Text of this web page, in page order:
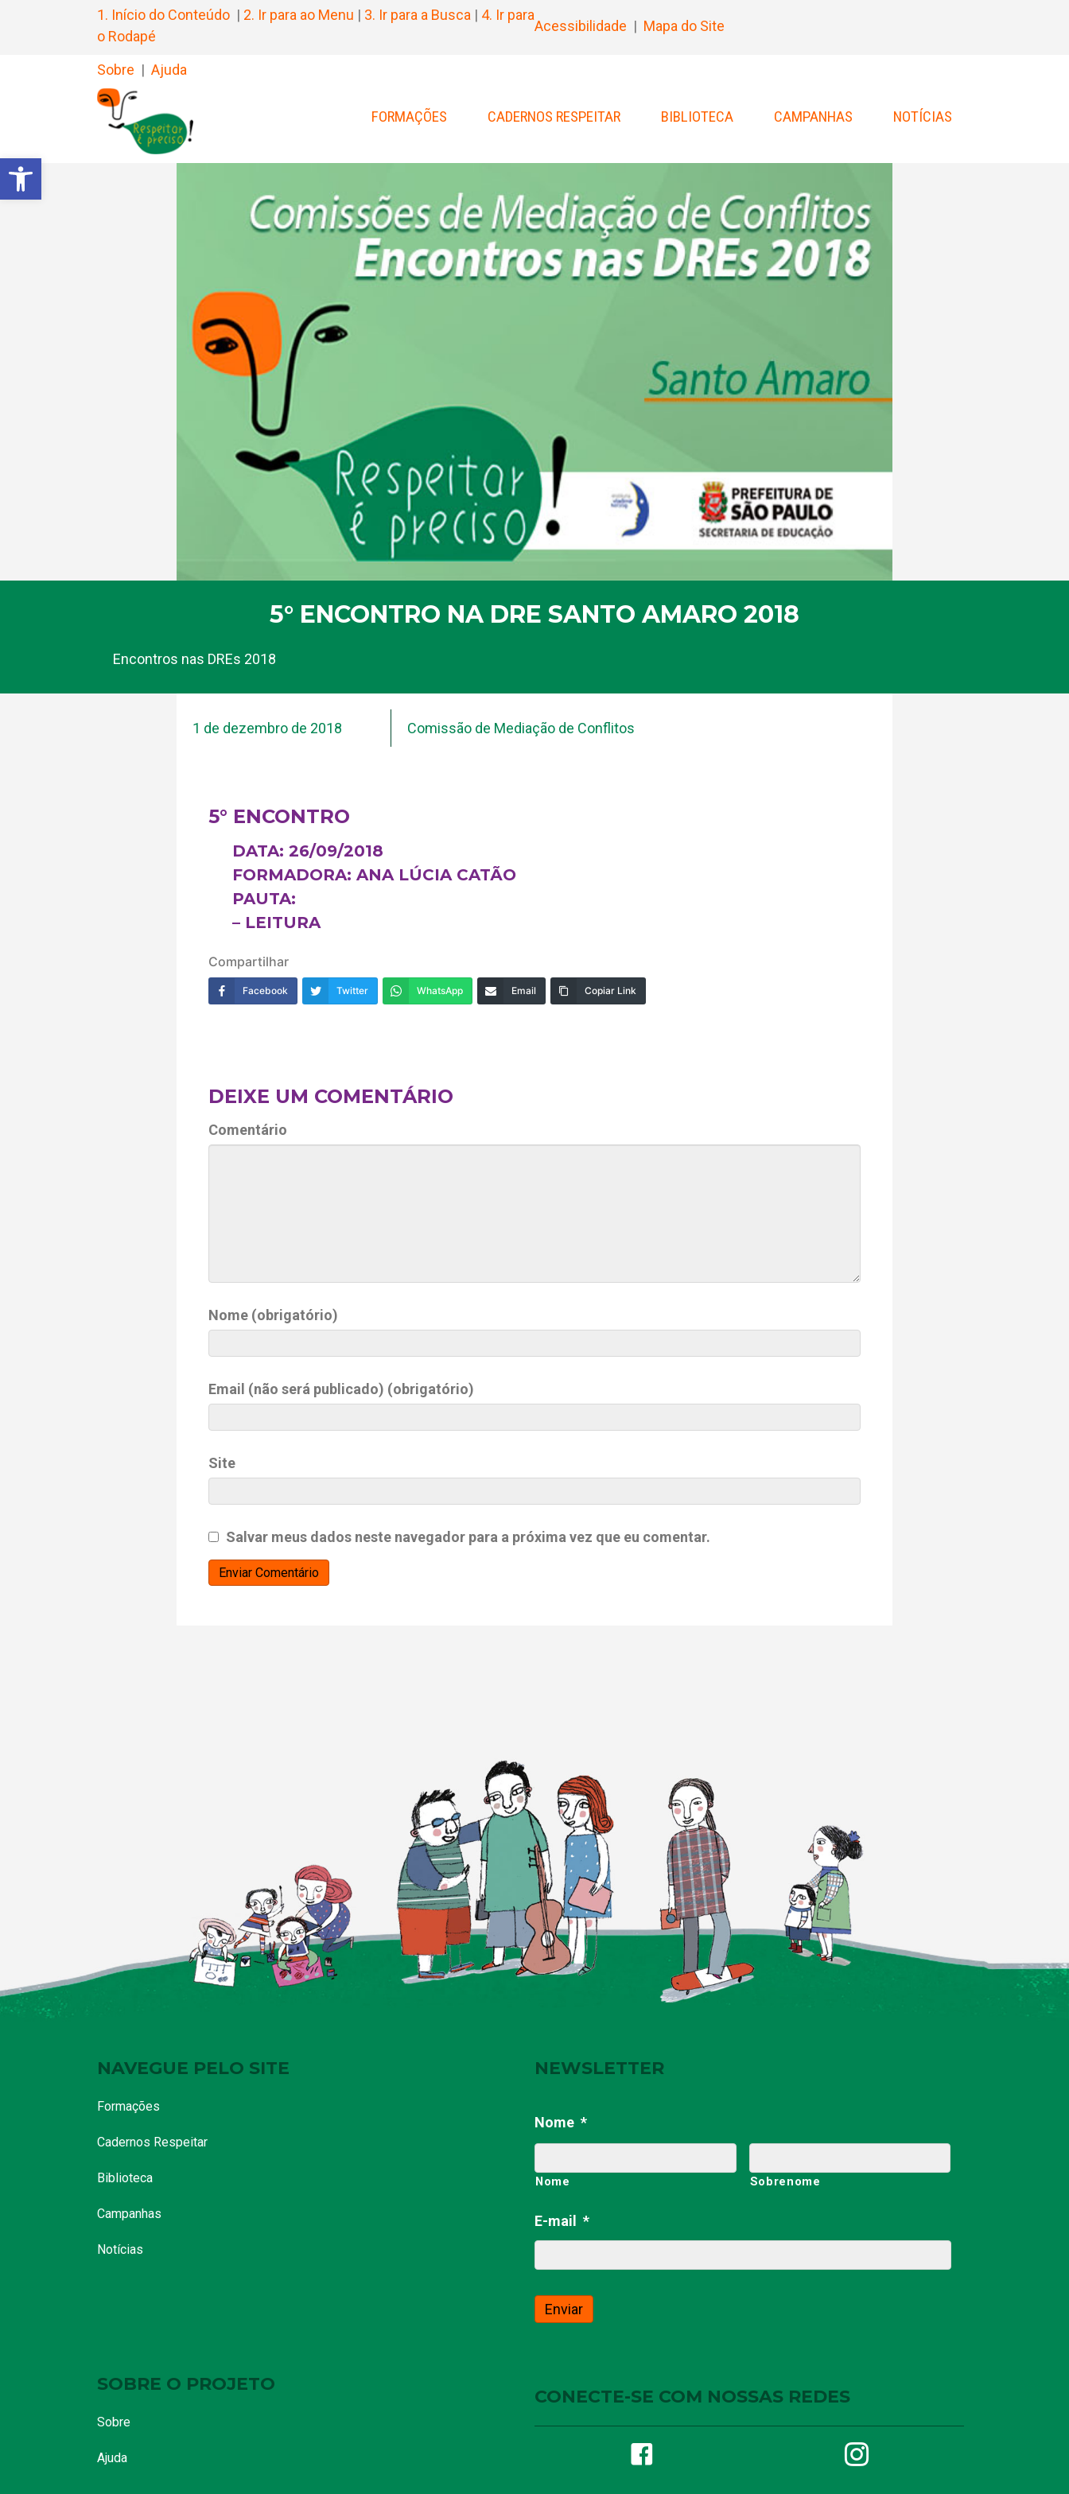
Barra de Ferramentas Aberta
1. Início do Conteúdo | 2. Ir para ao Menu | 3. Ir para a Busca | 4. Ir para
o Rodapé
Acessibilidade | Mapa do Site
Sobre | Ajuda
FORMAÇÕES CADERNOS RESPEITAR BIBLIOTECA CAMPANHAS NOTÍCIAS
5° ENCONTRO NA DRE SANTO AMARO 2018
Encontros nas DREs 2018
1 de dezembro de 2018 Comissão de Mediação de Conflitos
5° ENCONTRO
DATA: 26/09/2018
FORMADORA: ANA LÚCIA CATÃO
PAUTA:
– LEITURA
Compartilhar
Facebook Twitter WhatsApp Email Copiar Link
DEIXE UM COMENTÁRIO
Comentário
Nome (obrigatório)
Email (não será publicado) (obrigatório)
Site
Salvar meus dados neste navegador para a próxima vez que eu comentar.
NAVEGUE PELO SITE
Formações
Cadernos Respeitar
Biblioteca
Campanhas
Notícias
SOBRE O PROJETO
Sobre
Ajuda
NEWSLETTER
Nome *
Nome Sobrenome
E-mail *
CONECTE-SE COM NOSSAS REDES